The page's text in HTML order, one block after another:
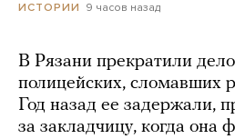
ИСТОРИИ 9 часов назад
В Рязани прекратили
полицейских, сломавших
Год назад ее задержали,
за закладчицу, когда она